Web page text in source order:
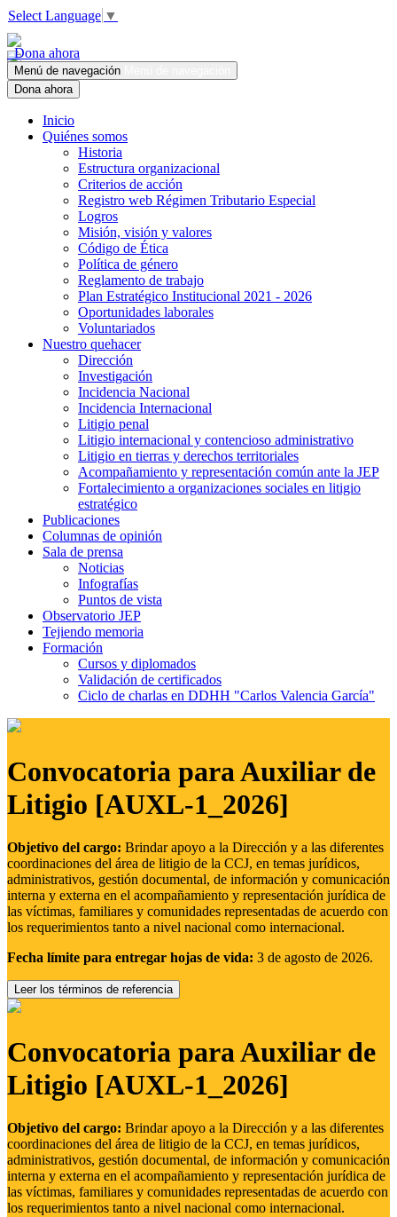
Select Language ▼
Dona ahora
Menú de navegación
Dona ahora
Inicio
Quiénes somos
Historia
Estructura organizacional
Criterios de acción
Registro web Régimen Tributario Especial
Logros
Misión, visión y valores
Código de Ética
Política de género
Reglamento de trabajo
Plan Estratégico Institucional 2021 - 2026
Oportunidades laborales
Voluntariados
Nuestro quehacer
Dirección
Investigación
Incidencia Nacional
Incidencia Internacional
Litigio penal
Litigio internacional y contencioso administrativo
Litigio en tierras y derechos territoriales
Acompañamiento y representación común ante la JEP
Fortalecimiento a organizaciones sociales en litigio
estratégico
Publicaciones
Columnas de opinión
Sala de prensa
Noticias
Infografías
Puntos de vista
Observatorio JEP
Tejiendo memoria
Formación
Cursos y diplomados
Validación de certificados
Ciclo de charlas en DDHH "Carlos Valencia García"
Convocatoria para Auxiliar de
Litigio [AUXL-1_2026]
Objetivo del cargo: Brindar apoyo a la Dirección y a las diferentes
coordinaciones del área de litigio de la CCJ, en temas jurídicos,
administrativos, gestión documental, de información y comunicación
interna y externa en el acompañamiento y representación jurídica de
las víctimas, familiares y comunidades representadas de acuerdo con
los requerimientos tanto a nivel nacional como internacional.
Fecha límite para entregar hojas de vida: 3 de agosto de 2026.
Leer los términos de referencia
Convocatoria para Auxiliar de
Litigio [AUXL-1_2026]
Objetivo del cargo: Brindar apoyo a la Dirección y a las diferentes
coordinaciones del área de litigio de la CCJ, en temas jurídicos,
administrativos, gestión documental, de información y comunicación
interna y externa en el acompañamiento y representación jurídica de
las víctimas, familiares y comunidades representadas de acuerdo con
los requerimientos tanto a nivel nacional como internacional.